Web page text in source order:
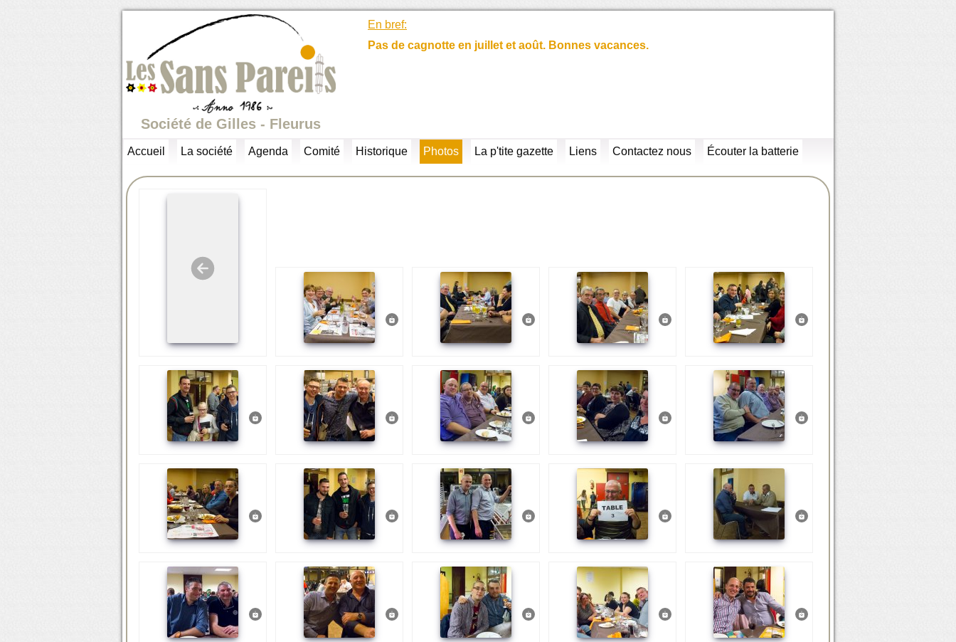
Société de Gilles - Fleurus
En bref:
Pas de cagnotte en juillet et août. Bonnes vacances.
Accueil La société Agenda Comité Historique Photos La p'tite gazette Liens Contactez nous Écouter la batterie